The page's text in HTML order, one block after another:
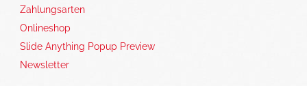
Zahlungsarten
Onlineshop
Slide Anything Popup Preview
Newsletter